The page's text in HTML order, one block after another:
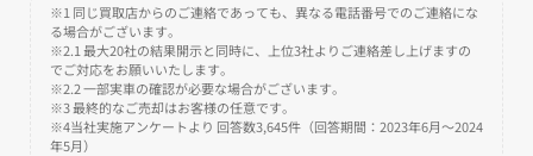
※1 同じ買取店からのご連絡であっても、異なる電話番号でのご連絡にな
る場合がございます。
※2.1 最大20社の結果開示と同時に、上位3社よりご連絡差し上げますの
でご対応をお願いいたします。
※2.2 一部実車の確認が必要な場合がございます。
※3 最終的なご売却はお客様の任意です。
※4当社実施アンケートより 回答数3,645件（回答期間：2023年6月～2024
年5月）